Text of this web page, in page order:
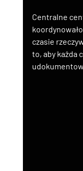
Centralne
czasie
to, aby każda